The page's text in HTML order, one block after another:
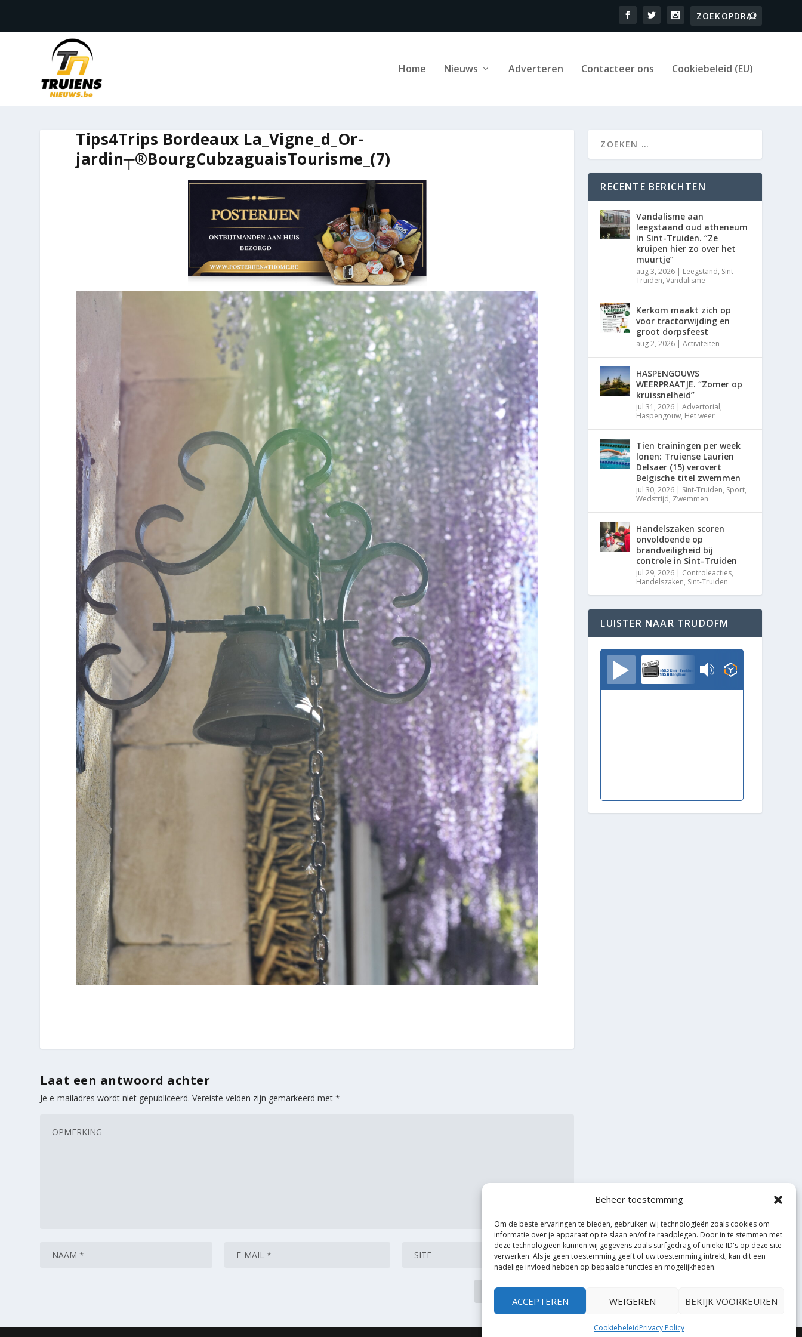
Beheer toestemming
Om de beste ervaringen te bieden, gebruiken wij technologieën zoals cookies om
informatie over je apparaat op te slaan en/of te raadplegen. Door in te stemmen met
deze technologieën kunnen wij gegevens zoals surfgedrag of unieke ID's op deze site
verwerken. Als je geen toestemming geeft of uw toestemming intrekt, kan dit een
nadelige invloed hebben op bepaalde functies en mogelijkheden.
ACCEPTEREN WEIGEREN BEKIJK VOORKEUREN
CookiebeleidPrivacy Policy
Home Nieuws Adverteren Contacteer ons Cookiebeleid (EU)
Tips4Trips Bordeaux La_Vigne_d_Or-
jardin┬®BourgCubzaguaisTourisme_(7)
Laat een antwoord achter
Je e-mailadres wordt niet gepubliceerd. Vereiste velden zijn gemarkeerd met*
RECENTE BERICHTEN
Vandalisme aan
leegstaand oud atheneum
in Sint-Truiden. “Ze
kruipen hier zo over het
muurtje”
aug 3, 2026 | Leegstand, Sint-
Truiden,Vandalisme
Kerkom maakt zich op
voor tractorwijding en
groot dorpsfeest
aug 2, 2026 |Activiteiten
HASPENGOUWS
WEERPRAATJE. “Zomer op
kruissnelheid”
jul 31, 2026 |Advertorial,
Haspengouw, Het weer
Tien trainingen per week
lonen: Truiense Laurien
Delsaer (15) verovert
Belgische titel zwemmen
jul 30, 2026 | Sint-Truiden, Sport,
Wedstrijd, Zwemmen
Handelszaken scoren
onvoldoende op
brandveiligheid bij
controle in Sint-Truiden
jul 29, 2026 | Controleacties,
Handelszaken, Sint-Truiden
LUISTER NAAR TRUDOFM
TrudoFM